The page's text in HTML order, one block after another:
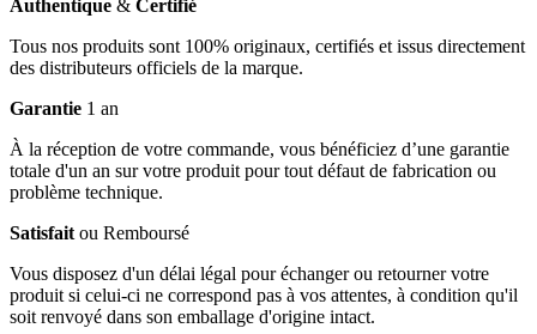
Authentique & Certifié
Tous nos produits sont 100% originaux, certifiés et issus directement
des distributeurs officiels de la marque.
Garantie 1 an
À la réception de votre commande, vous bénéficiez d’une garantie
totale d'un an sur votre produit pour tout défaut de fabrication ou
problème technique.
Satisfait ou Remboursé
Vous disposez d'un délai légal pour échanger ou retourner votre
produit si celui-ci ne correspond pas à vos attentes, à condition qu'il
soit renvoyé dans son emballage d'origine intact.